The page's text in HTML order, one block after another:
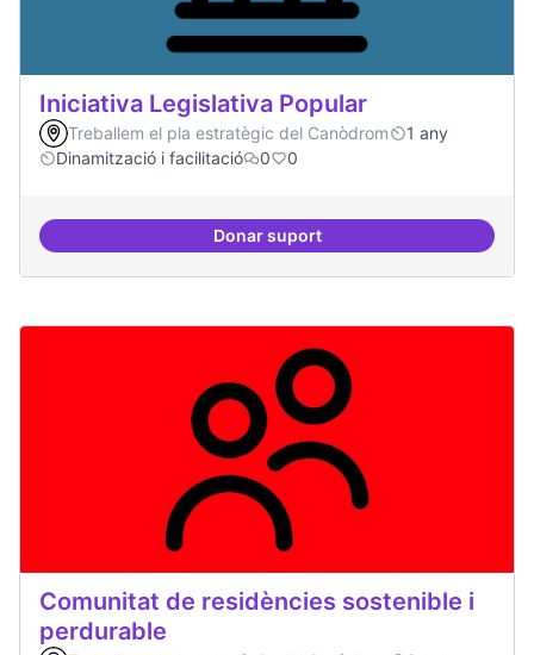
Iniciativa Legislativa Popular
Treballem el pla estratègic del Canòdrom
1 any
Dinamització i facilitació
0 0
Donar suportIniciativa Legislativa Popular
Comunitat de residències sostenible i
perdurable